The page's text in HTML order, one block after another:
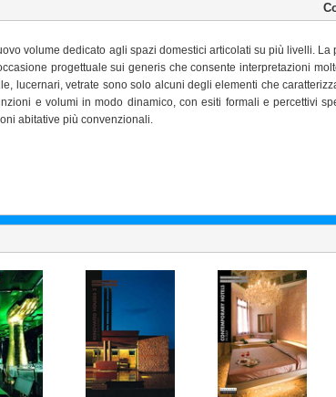
volume dedicato agli spazi domestici articolati su più livelli. La
progettuale sui generis che consente interpretazioni
lucernari, vetrate sono solo alcuni degli elementi che
e volumi in modo dinamico, con esiti formali e percettivi
abitative più convenzionali.